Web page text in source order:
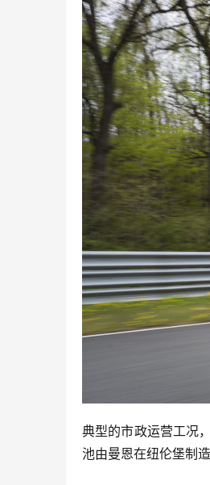
典型的市政运营工况
池由曼恩在纽伦堡制